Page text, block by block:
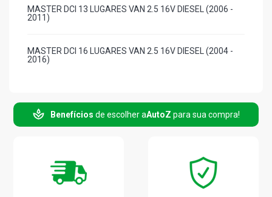
MASTER DCI 13 LUGARES VAN 2.5 16V DIESEL (2006 -
2011)
MASTER DCI 16 LUGARES VAN 2.5 16V DIESEL (2004 -
2016)
MASTER STD VAN 2.8 8V DIESEL (2002 - 2004)
Benefícios de escolher aAutoZ para sua compra!